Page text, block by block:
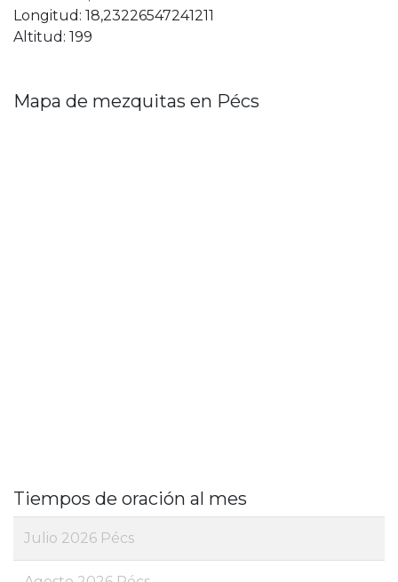
Longitud: 18,23226547241211
Altitud: 199
Mapa de mezquitas en Pécs
Tiempos de oración al mes
Julio 2026 Pécs